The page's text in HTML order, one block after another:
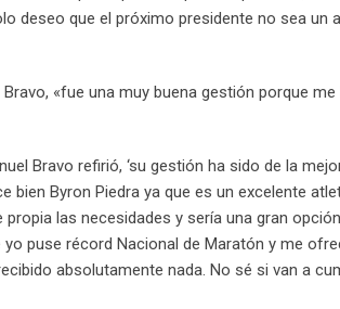
deseo que el próximo presidente no sea un
«fue una muy buena gestión porque me
Bravo refirió, ‘su gestión ha sido de la
Byron Piedra ya que es un excelente
las necesidades y sería una gran
puse récord Nacional de Maratón y me
absolutamente nada. No sé si van a